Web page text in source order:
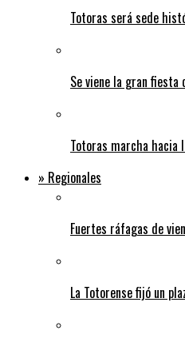
Totoras será sede
Se viene la gran fiesta
Totoras marcha hacia
» Regionales
Fuertes ráfagas de
La Totorense fijó un